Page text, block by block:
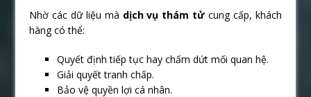
Nhờ các dữ liệu mà dịch vụ thám tửcung cấp, khách
hàng có thể:
Quyết định tiếp tục hay chấm dứt mối quan hệ.
Giải quyết tranh chấp.
Bảo vệ quyền lợi cá nhân.